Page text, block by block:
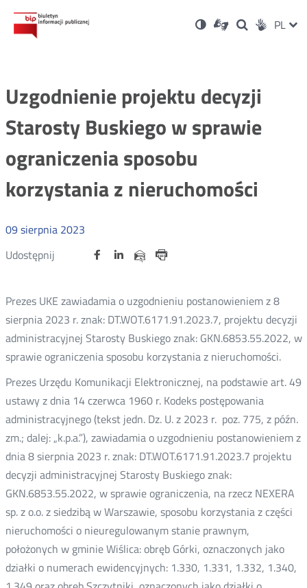
Ustawienia
Wersja
kontrastowa
Dla
niesłyszących
OtwórzOtwórz
w
Otwórz
w
Social PL
Uzgodnienie projektu decyzji
Starosty Buskiego w sprawie
ograniczenia sposobu
korzystania z nieruchomości
09sierpnia 2023
Udostępnij
Udostępnij
Otwórz Udostępnij
na
OtwórzUdostępnij
na
OtwórzUdostępnij
przez
Prezes UKE zawiadamia o uzgodnieniu postanowieniem z 8
sierpnia 2023 r. znak: DT.WOT.6171.91.2023.7, projektu decyzji
administracyjnej Starosty Buskiego znak: GKN.6853.55.2022, w
sprawie ograniczenia sposobu korzystania z nieruchomości.
Prezes Urzędu Komunikacji Elektronicznej, na podstawie art. 49
ustawy z dnia 14 czerwca 1960 r. Kodeks postępowania
administracyjnego (tekst jedn. Dz. U. z 2023 r. poz. 775, z późn.
zm.; dalej: „k.p.a.”), zawiadamia o uzgodnieniu postanowieniem z
dnia 8 sierpnia 2023 r. znak: DT.WOT.6171.91.2023.7 projektu
decyzji administracyjnej Starosty Buskiego znak:
GKN.6853.55.2022, w sprawie ograniczenia, na rzecz NEXERA
sp. z o.o. z siedzibą w Warszawie, sposobu korzystania z części
nieruchomości o nieuregulowanym stanie prawnym,
położonych w gminie Wiślica: obręb Górki, oznaczonych jako
działki o numerach ewidencyjnych: 1.330, 1.331, 1.332, 1.340,